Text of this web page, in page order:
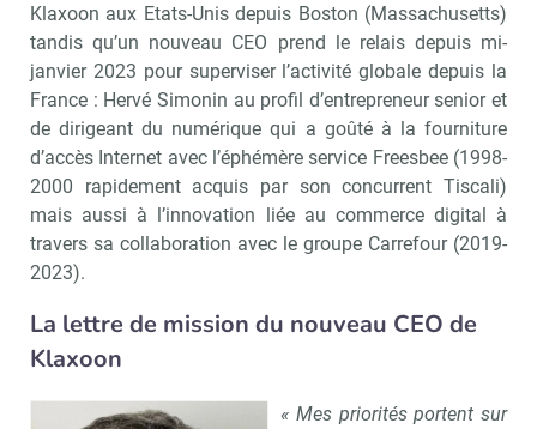
Klaxoon aux Etats-Unis depuis Boston (Massachusetts)
tandis qu’un nouveau CEO prend le relais depuis mi-
janvier 2023 pour superviser l’activité globale depuis la
France : Hervé Simonin au profil d’entrepreneur senior et
de dirigeant du numérique qui a goûté à la fourniture
d’accès Internet avec l’éphémère service Freesbee (1998-
2000 rapidement acquis par son concurrent Tiscali)
mais aussi à l’innovation liée au commerce digital à
travers sa collaboration avec le groupe Carrefour (2019-
2023).
La lettre de mission du nouveau CEO de
Klaxoon
« Mes priorités portent sur